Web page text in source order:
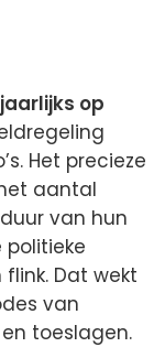
op
Het precieze
aantal
van hun
politieke
Dat wekt
van
toeslagen.